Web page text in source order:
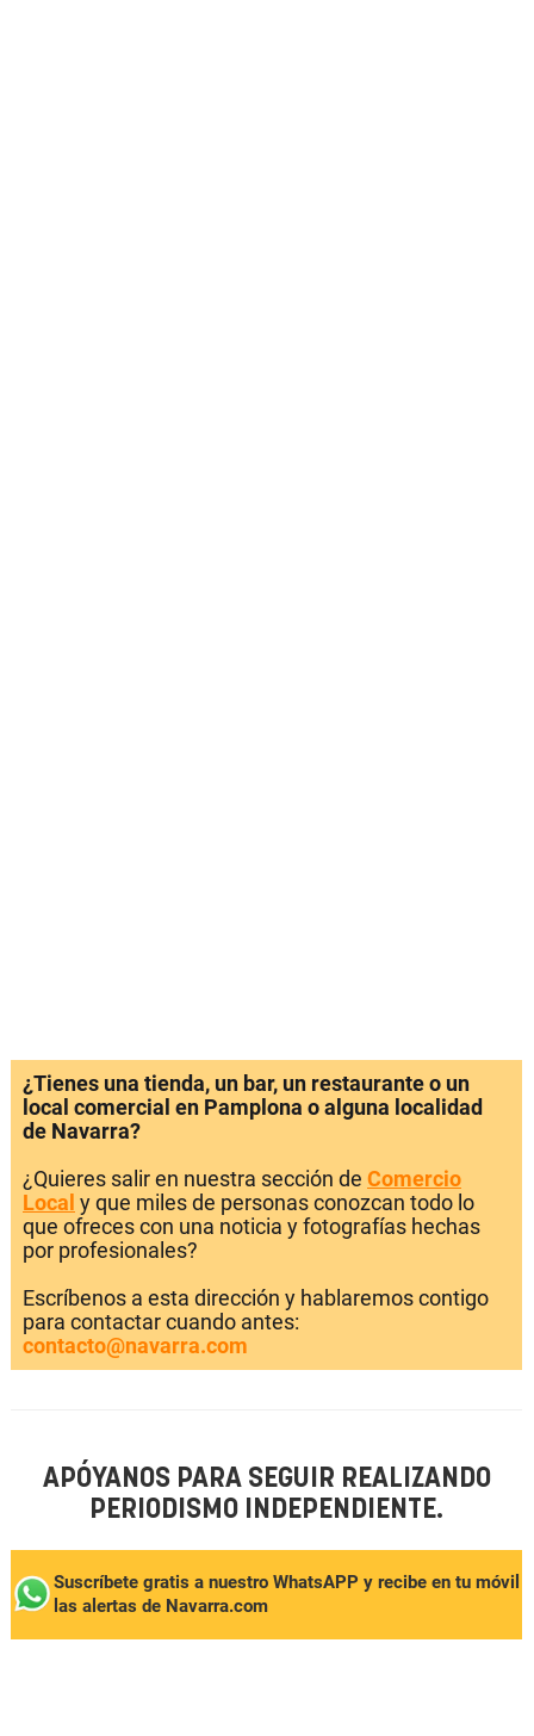
¿Tienes una tienda, un bar, un restaurante o un
local comercial en Pamplona o alguna localidad
de Navarra?
¿Quieres salir en nuestra sección de Comercio
Local y que miles de personas conozcan todo lo
que ofreces con una noticia y fotografías hechas
por profesionales?
Escríbenos a esta dirección y hablaremos contigo
para contactar cuando antes:
contacto@navarra.com
APÓYANOS PARA SEGUIR REALIZANDO
PERIODISMO INDEPENDIENTE.
Suscríbete gratis a nuestro WhatsAPP y recibe en tu móvil
las alertas de Navarra.com